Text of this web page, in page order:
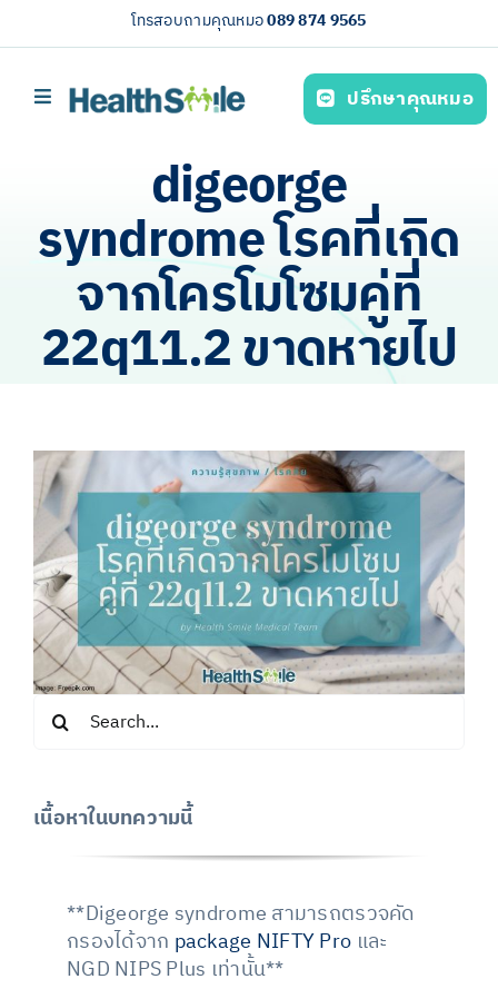
to
โทรสอบถามคุณหมอ089 874 9565
Toggle
บริการของเรา (Our services)
ความรู้สุขภาพ
เกี่ยวกับเรา
ไทย
ปรึกษาคุณหมอ
digeorge
syndrome โรคที่เกิด
จากโครโมโซมคู่ที่
22q11.2 ขาดหายไป
Search
for:
เนื้อหาในบทความนี้
**Digeorge syndrome สามารถตรวจคัด
กรองได้จาก package NIFTY Pro และ
NGD NIPS Plus เท่านั้น**